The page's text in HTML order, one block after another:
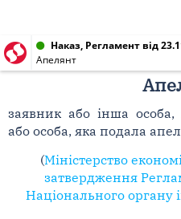
Наказ, Регламент від
Апелянт